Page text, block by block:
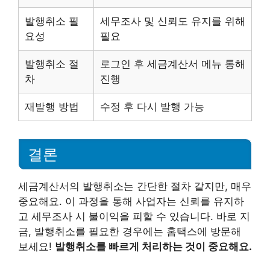
발행취소 필
요성
세무조사 및 신뢰도 유지를 위해
필요
발행취소 절
차
로그인 후 세금계산서 메뉴 통해
진행
재발행 방법 수정 후 다시 발행 가능
결론
세금계산서의 발행취소는 간단한 절차 같지만, 매우
중요해요. 이 과정을 통해 사업자는 신뢰를 유지하
고 세무조사 시 불이익을 피할 수 있습니다. 바로 지
금, 발행취소를 필요한 경우에는 홈택스에 방문해
보세요! 발행취소를 빠르게 처리하는 것이 중요해요.